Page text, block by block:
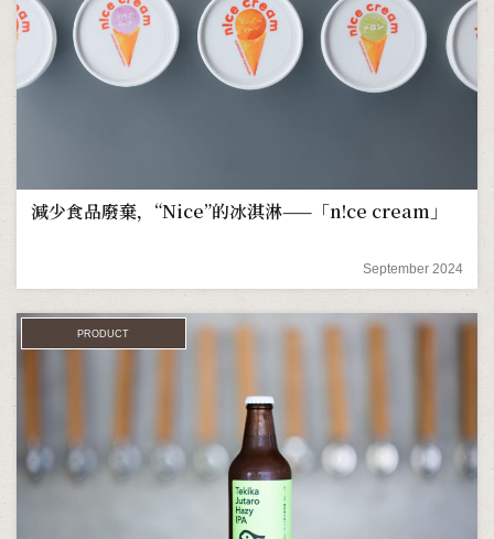
減少食品廢棄，“Nice”的冰淇淋——「n!ce cream」
September 2024
PRODUCT